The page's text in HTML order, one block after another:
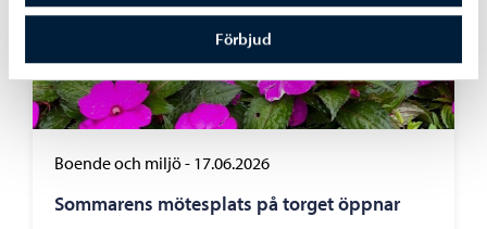
Förbjud
Boende och miljö- 17.06.2026
Sommarens mötesplats på torget öppnar